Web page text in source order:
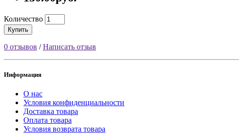
Количество
Купить
0 отзывов /Написать отзыв
Информация
О нас
Условия конфиденциальности
Доставка товара
Оплата товара
Условия возврата товара